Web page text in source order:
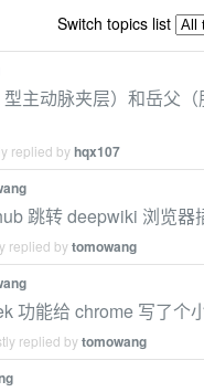
Switch topics list
主动脉夹层）和岳父（
replied byhqx107
跳转 deepwiki 浏览器
replied bytomowang
功能给 chrome 写了个
replied bytomowang